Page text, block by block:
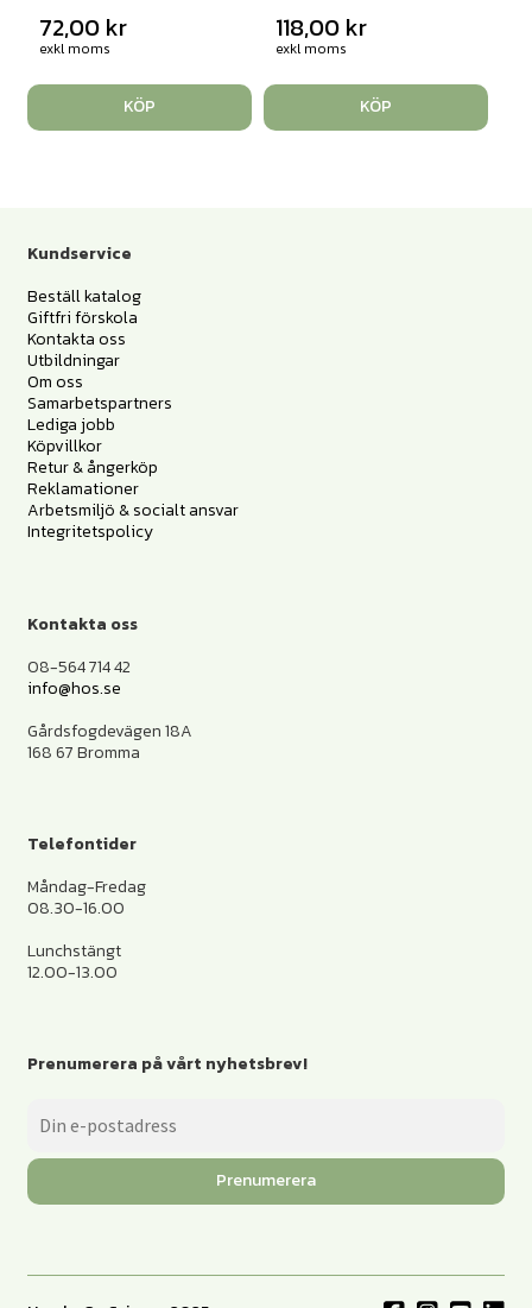
72,00 kr
exkl moms
KÖP
118,00 kr
exkl moms
KÖP
Kundservice
Beställ katalog
Giftfri förskola
Kontakta oss
Utbildningar
Om oss
Samarbetspartners
Lediga jobb
Köpvillkor
Retur & ångerköp
Reklamationer
Arbetsmiljö & socialt ansvar
Integritetspolicy
Kontakta oss
08-564 714 42
info@hos.se
Gårdsfogdevägen 18A
168 67 Bromma
Telefontider
Måndag-Fredag
08.30-16.00
Lunchstängt
12.00-13.00
Prenumerera på vårt nyhetsbrev!
Prenumerera